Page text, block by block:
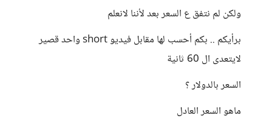
ولكن لم نتفق ع السعر بعد لأننا لانعلم
برأيكم .. بكم أحسب لها مقابل فيديو short واحد قصير
لايتعدى ال 60 ثانية
السعر بالدولار ؟
ماهو السعر العادل